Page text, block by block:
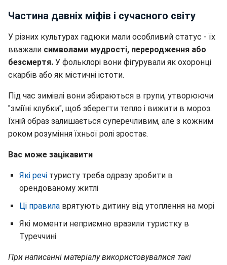
Частина давніх міфів і сучасного світу
У різних культурах гадюки мали особливий статус - їх
вважали символами мудрості, переродження або
безсмертя. У фольклорі вони фігурували як охоронці
скарбів або як містичні істоти.
Під час зимівлі вони збираються в групи, утворюючи
"зміїні клубки", щоб зберегти тепло і вижити в мороз.
Їхній образ залишається суперечливим, але з кожним
роком розуміння їхньої ролі зростає.
Вас може зацікавити
Які речі туристу треба одразу зробити в
орендованому житлі
Ці правила врятують дитину від утоплення на морі
Які моменти неприємно вразили туристку в
Туреччині
При написанні матеріалу використовувалися такі